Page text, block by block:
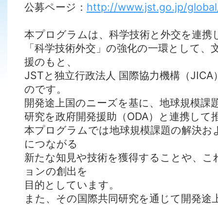
公募ページ： http://www.jst.go.jp/
本プログラムは、科学技術と外交を連携
「科学技術外交」の強化の一環として、
援のもと、
JSTと独立行政法人 国際協力機構（
のです。
開発途上国のニーズを基に、地球規模課
研究を政府開発援助（ODA）と連携して
本プログラムでは地球規模課題の解決お
につながる
新たな知見や技術を獲得することや、
ョンの創出を
目的としています。
また、その国際共同研究を通じて開発途